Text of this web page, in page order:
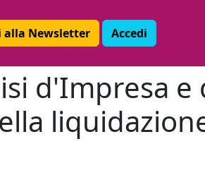
Newsletter Accedi
d'Impresa